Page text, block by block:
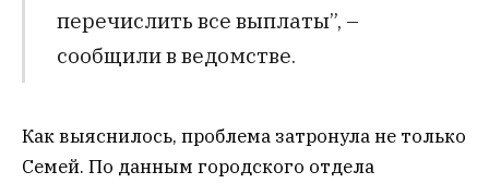
перечислить все выплаты”, –
сообщили в ведомстве.
Как выяснилось, проблема затронула не только
Семей. По данным городского отдела